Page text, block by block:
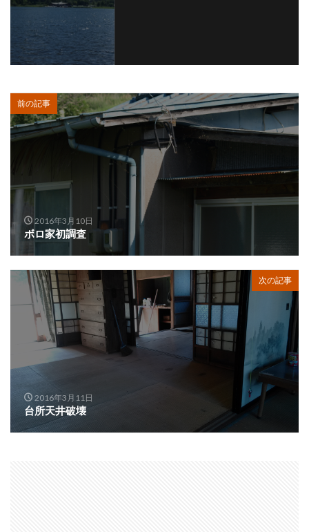
前の記事
2016年3月10日
ボロ家初調査
次の記事
2016年3月11日
台所天井破壊